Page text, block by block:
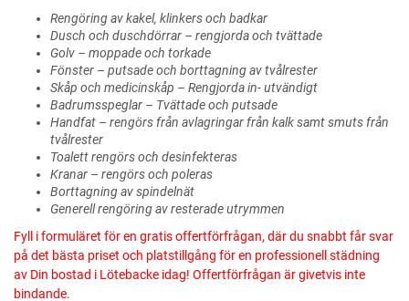
Rengöring av kakel, klinkers och badkar
Dusch och duschdörrar – rengjorda och tvättade
Golv – moppade och torkade
Fönster – putsade och borttagning av tvålrester
Skåp och medicinskåp – Rengjorda in- utvändigt
Badrumsspeglar – Tvättade och putsade
Handfat – rengörs från avlagringar från kalk samt smuts från
tvålrester
Toalett rengörs och desinfekteras
Kranar – rengörs och poleras
Borttagning av spindelnät
Generell rengöring av resterade utrymmen
Fyll i formuläret för en gratis offertförfrågan, där du snabbt får svar
på det bästa priset och platstillgång för en professionell städning
av Din bostad i Lötebacke idag! Offertförfrågan är givetvis inte
bindande.